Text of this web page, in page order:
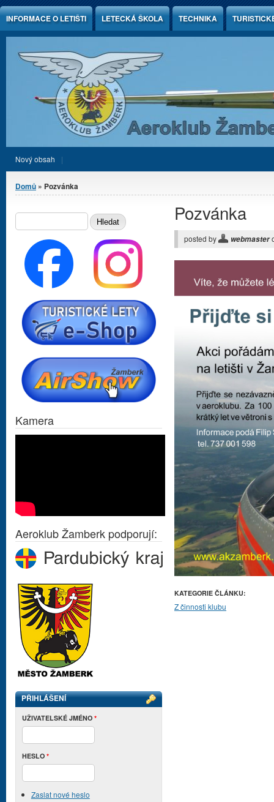
Jump to Content
INFORMACE O LETIŠTI LETECKÁ ŠKOLA TECHNIKA
Nový obsah
Jste zde
Domů » Pozvánka
Pozvánka
posted by webmaster
KATEGORIE ČLÁNKU:
Z činnosti klubu
Vyhledávání
Kamera
Aeroklub Žamberk podporují:
PŘIHLÁŠENÍ
UŽIVATELSKÉ JMÉNO *
HESLO *
Zaslat nové heslo